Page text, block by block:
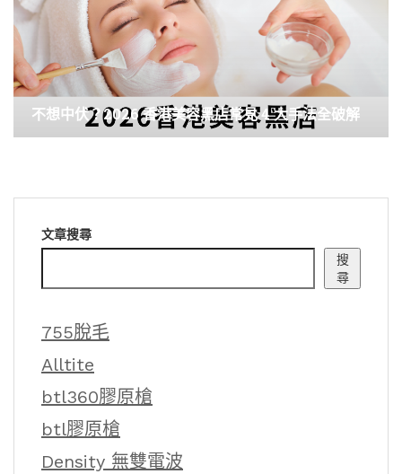
不想中伏？2026 香港美容黑店常見 4 大手法全破解
文章搜尋
搜
尋
755脫毛
Alltite
btl360膠原槍
btl膠原槍
Density 無雙電波